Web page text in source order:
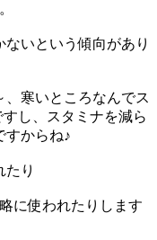
いという傾向があり
寒いところなんでス
し、スタミナを減ら
すからね♪
たり
に使われたりします